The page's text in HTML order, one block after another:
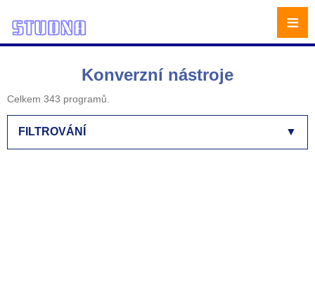
Konverzní nástroje
Celkem 343 programů.
▼
FILTROVÁNÍ
≡